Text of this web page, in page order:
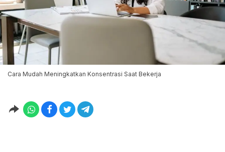
Cara Mudah Meningkatkan Konsentrasi Saat Bekerja